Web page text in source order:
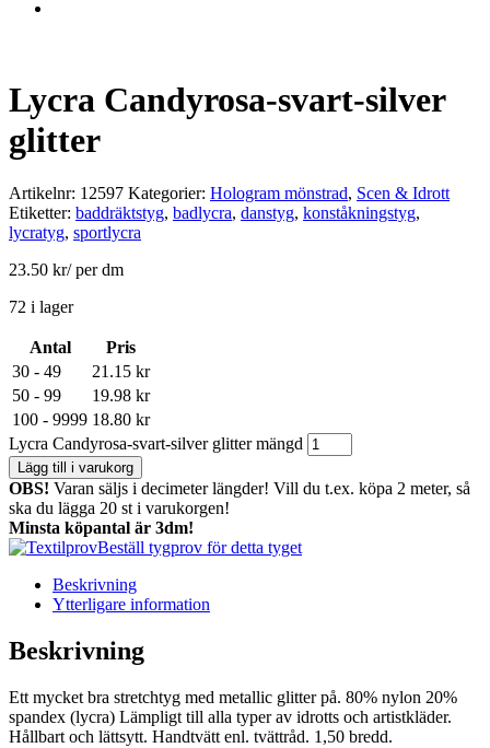
Lycra Candyrosa-svart-silver
glitter
Artikelnr: 12597 Kategorier: Hologram mönstrad, Scen & Idrott
Etiketter: baddräktstyg, badlycra, danstyg, konståkningstyg,
lycratyg, sportlycra
23.50 kr/ per dm
72 i lager
Antal
Pris
30 - 49
21.15 kr
50 - 99
19.98 kr
100 - 9999 18.80 kr
Lycra Candyrosa-svart-silver glitter mängd
Lägg till i varukorg
OBS! Varan säljs i decimeter längder! Vill du t.ex. köpa 2 meter, så
ska du lägga 20 st i varukorgen!
Minsta köpantal är 3dm!
Beställ tygprov för detta tyget
Beskrivning
Ytterligare information
Beskrivning
Ett mycket bra stretchtyg med metallic glitter på. 80% nylon 20%
spandex (lycra) Lämpligt till alla typer av idrotts och artistkläder.
Hållbart och lättsytt. Handtvätt enl. tvättråd. 1,50 bredd.